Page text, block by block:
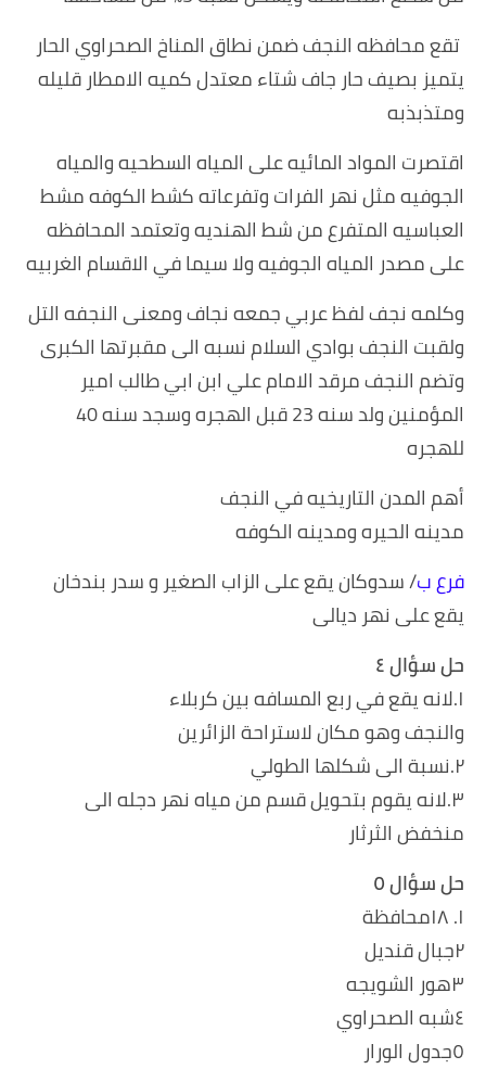
تقع محافظه النجف ضمن نطاق المناخ الصحراوي الحار
يتميز بصيف حار جاف شتاء معتدل كميه الامطار قليله
ومتذبذبه
اقتصرت المواد المائيه على المياه السطحيه والمياه
الجوفيه مثل نهر الفرات وتفرعاته كشط الكوفه مشط
العباسيه المتفرع من شط الهنديه وتعتمد المحافظه
على مصدر المياه الجوفيه ولا سيما في الاقسام الغربيه
وكلمه نجف لفظ عربي جمعه نجاف ومعنى النجفه التل
ولقبت النجف بوادي السلام نسبه الى مقبرتها الكبرى
وتضم النجف مرقد الامام علي ابن ابي طالب امير
المؤمنين ولد سنه 23 قبل الهجره وسجد سنه 40
للهجره
أهم المدن التاريخيه في النجف
مدينه الحيره ومدينه الكوفه
فرع ب/ سدوكان يقع على الزاب الصغير و سدر بندخان
يقع على نهر ديالى
حل سؤال ٤
١.لانه يقع في ربع المسافه بين كربلاء
والنجف وهو مكان لاستراحة الزائرين
٢.نسبة الى شكلها الطولي
٣.لانه يقوم بتحويل قسم من مياه نهر دجله الى
منخفض الثرثار
حل سؤال ٥
١. ١٨محافظة
٢جبال قنديل
٣هور الشويجه
٤شبه الصحراوي
٥جدول الورار